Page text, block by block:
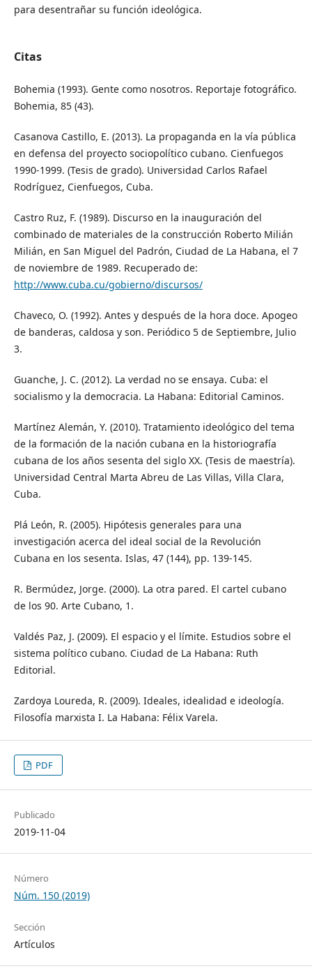
para desentrañar su función ideológica.
Citas
Bohemia (1993). Gente como nosotros. Reportaje fotográfico.
Bohemia, 85 (43).
Casanova Castillo, E. (2013). La propaganda en la vía pública
en defensa del proyecto sociopolítico cubano. Cienfuegos
1990-1999. (Tesis de grado). Universidad Carlos Rafael
Rodríguez, Cienfuegos, Cuba.
Castro Ruz, F. (1989). Discurso en la inauguración del
combinado de materiales de la construcción Roberto Milián
Milián, en San Miguel del Padrón, Ciudad de La Habana, el 7
de noviembre de 1989. Recuperado de:
http://www.cuba.cu/gobierno/discursos/
Chaveco, O. (1992). Antes y después de la hora doce. Apogeo
de banderas, caldosa y son. Periódico 5 de Septiembre, Julio
3.
Guanche, J. C. (2012). La verdad no se ensaya. Cuba: el
socialismo y la democracia. La Habana: Editorial Caminos.
Martínez Alemán, Y. (2010). Tratamiento ideológico del tema
de la formación de la nación cubana en la historiografía
cubana de los años sesenta del siglo XX. (Tesis de maestría).
Universidad Central Marta Abreu de Las Villas, Villa Clara,
Cuba.
Plá León, R. (2005). Hipótesis generales para una
investigación acerca del ideal social de la Revolución
Cubana en los sesenta. Islas, 47 (144), pp. 139-145.
R. Bermúdez, Jorge. (2000). La otra pared. El cartel cubano
de los 90. Arte Cubano, 1.
Valdés Paz, J. (2009). El espacio y el límite. Estudios sobre el
sistema político cubano. Ciudad de La Habana: Ruth
Editorial.
Zardoya Loureda, R. (2009). Ideales, idealidad e ideología.
Filosofía marxista I. La Habana: Félix Varela.
PDF
Publicado
2019-11-04
Número
Núm. 150 (2019)
Sección
Artículos